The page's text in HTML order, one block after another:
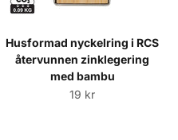
Husformad nyckelring i RCS
återvunnen zinklegering
med bambu
Sale price
19 kr